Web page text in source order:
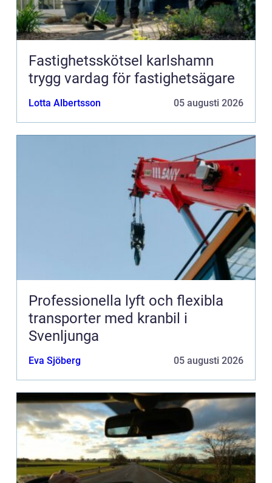
Fastighetsskötsel karlshamn
trygg vardag för fastighetsägare
Lotta Albertsson 05 augusti 2026
Professionella lyft och flexibla
transporter med kranbil i
Svenljunga
Eva Sjöberg 05 augusti 2026